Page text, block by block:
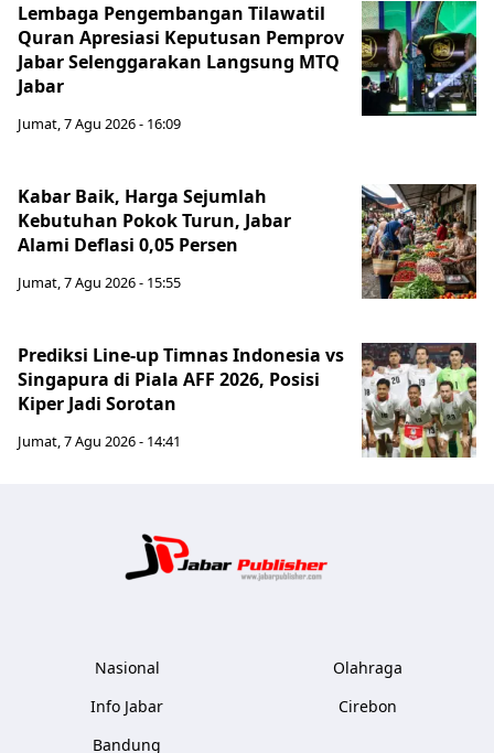
Lembaga Pengembangan Tilawatil
Quran Apresiasi Keputusan Pemprov
Jabar Selenggarakan Langsung MTQ
Jabar
Jumat, 7 Agu 2026 - 16:09
Kabar Baik, Harga Sejumlah
Kebutuhan Pokok Turun, Jabar
Alami Deflasi 0,05 Persen
Jumat, 7 Agu 2026 - 15:55
Prediksi Line-up Timnas Indonesia vs
Singapura di Piala AFF 2026, Posisi
Kiper Jadi Sorotan
Jumat, 7 Agu 2026 - 14:41
Nasional
Info Jabar
Bandung
Olahraga
Cirebon